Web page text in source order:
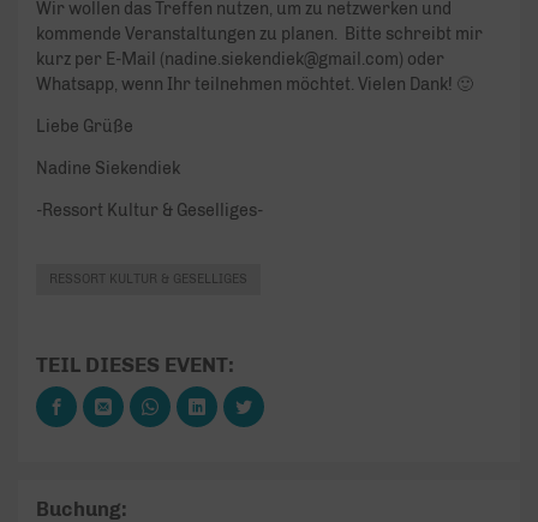
Wir wollen das Treffen nutzen, um zu netzwerken und
kommende Veranstaltungen zu planen. Bitte schreibt mir
kurz per E-Mail (nadine.siekendiek@gmail.com) oder
Whatsapp, wenn Ihr teilnehmen möchtet. Vielen Dank! 🙂
Liebe Grüße
Nadine Siekendiek
-Ressort Kultur & Geselliges-
RESSORT KULTUR & GESELLIGES
TEIL DIESES EVENT:
Buchung: